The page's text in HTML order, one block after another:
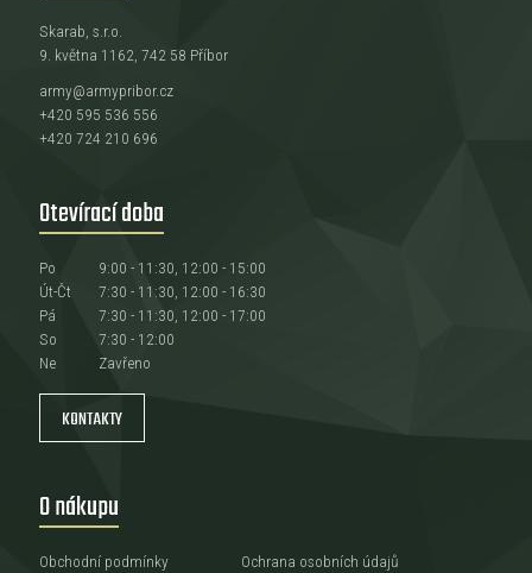
Skarab, s.r.o.
9. května 1162, 742 58 Příbor
army@armypribor.cz
+420 595 536 556
+420 724 210 696
Otevírací doba
Po
9:00 - 11:30, 12:00 - 15:00
Út-Čt
7:30 - 11:30, 12:00 - 16:30
Pá
7:30 - 11:30, 12:00 - 17:00
So
7:30 - 12:00
Ne
Zavřeno
KONTAKTY
O nákupu
Obchodní podmínky
Ochrana osobních údajů